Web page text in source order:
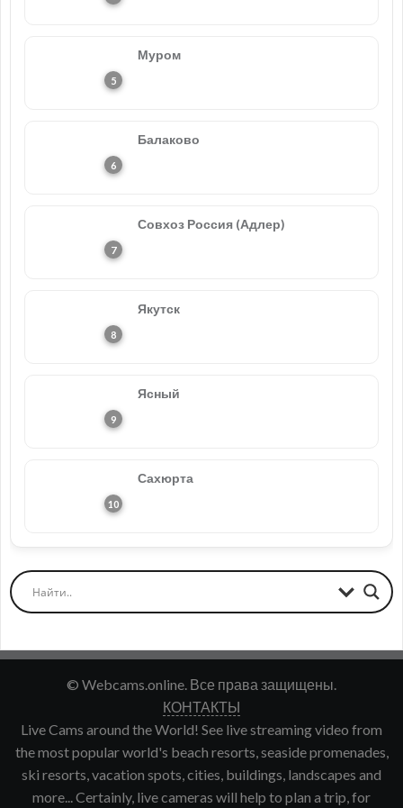
Муром
Балаково
Совхоз Россия (Адлер)
Якутск
Ясный
Сахюрта
© Webcams.online. Все права защищены.
КОНТАКТЫ
Live Cams around the World! See live streaming video from
the most popular world's beach resorts, seaside promenades,
ski resorts, vacation spots, cities, buildings, landscapes and
more... Certainly, live cameras will help to plan a trip, for